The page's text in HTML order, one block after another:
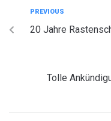
PREVIOUS
20 Jahre
Tolle